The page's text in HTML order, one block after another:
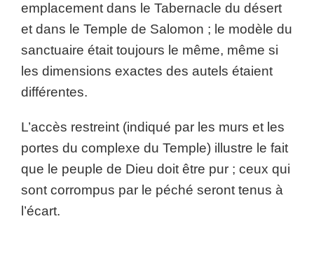
emplacement dans le Tabernacle du désert
et dans le Temple de Salomon ; le modèle du
sanctuaire était toujours le même, même si
les dimensions exactes des autels étaient
différentes.
L’accès restreint (indiqué par les murs et les
portes du complexe du Temple) illustre le fait
que le peuple de Dieu doit être pur ; ceux qui
sont corrompus par le péché seront tenus à
l’écart.